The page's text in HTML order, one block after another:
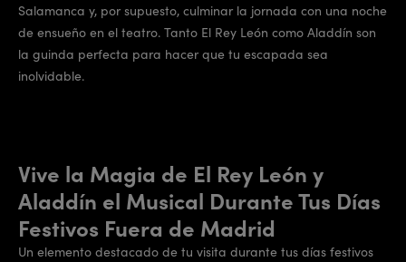
Salamanca y, por supuesto, culminar la jornada con una noche
de ensueño en el teatro. Tanto El Rey León como Aladdín son
la guinda perfecta para hacer que tu escapada sea
inolvidable.
Vive la Magia de El Rey León y
Aladdín el Musical Durante Tus Días
Festivos Fuera de Madrid
Un elemento destacado de tu visita durante tus días festivos